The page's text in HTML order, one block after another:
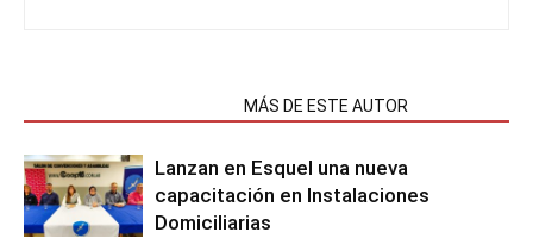
MÁS DE ESTE AUTOR
Lanzan en Esquel una nueva
capacitación en Instalaciones
Domiciliarias